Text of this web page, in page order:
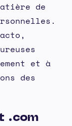
de
et à
des
.com